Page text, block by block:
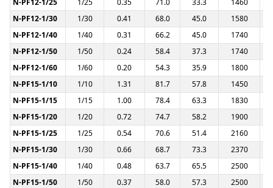
N-PF12-1/30
1/30 0.41 68.0 45.0
1580
N-PF12-1/40
1/40 0.31 66.2 45.0
1740
N-PF12-1/50
1/50 0.24 58.4 37.3
1740
N-PF12-1/60
1/60 0.20 54.3 35.9
1800
N-PF15-1/10
1/10 1.31 81.7 57.8
1450
N-PF15-1/15
1/15 1.00 78.4 63.3
1830
N-PF15-1/20
1/20 0.72 74.7 58.2
1900
N-PF15-1/25
1/25 0.54 70.6 51.4
2160
N-PF15-1/30
1/30 0.66 68.7 73.3
2370
N-PF15-1/40
1/40 0.48 63.7 65.5
2500
N-PF15-1/50
1/50 0.37 58.0 57.3
2500